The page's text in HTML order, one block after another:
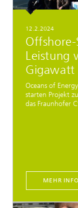
12.2.2024
Leistung
Gigawatt
Oceans of
starten Projekt
das Fraunhofer
MEHR INFO